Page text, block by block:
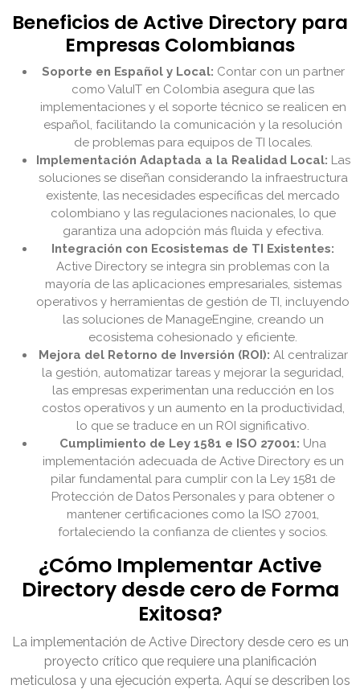
Beneficios de Active Directory para
Empresas Colombianas
Soporte en Español y Local: Contar con un partner
como ValuIT en Colombia asegura que las
implementaciones y el soporte técnico se realicen en
español, facilitando la comunicación y la resolución
de problemas para equipos de TI locales.
Implementación Adaptada a la Realidad Local: Las
soluciones se diseñan considerando la infraestructura
existente, las necesidades específicas del mercado
colombiano y las regulaciones nacionales, lo que
garantiza una adopción más fluida y efectiva.
Integración con Ecosistemas de TI Existentes:
Active Directory se integra sin problemas con la
mayoría de las aplicaciones empresariales, sistemas
operativos y herramientas de gestión de TI, incluyendo
las soluciones de ManageEngine, creando un
ecosistema cohesionado y eficiente.
Mejora del Retorno de Inversión (ROI): Al centralizar
la gestión, automatizar tareas y mejorar la seguridad,
las empresas experimentan una reducción en los
costos operativos y un aumento en la productividad,
lo que se traduce en un ROI significativo.
Cumplimiento de Ley 1581 e ISO 27001: Una
implementación adecuada de Active Directory es un
pilar fundamental para cumplir con la Ley 1581 de
Protección de Datos Personales y para obtener o
mantener certificaciones como la ISO 27001,
fortaleciendo la confianza de clientes y socios.
¿Cómo Implementar Active
Directory desde cero de Forma
Exitosa?
La implementación de Active Directory desde cero es un
proyecto crítico que requiere una planificación
meticulosa y una ejecución experta. Aquí se describen los